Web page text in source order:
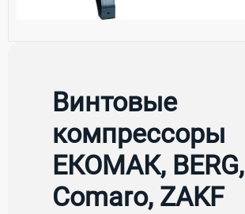
Винтовые
компрессоры
ЕКОМАК, BERG,
Comaro, ZAKF